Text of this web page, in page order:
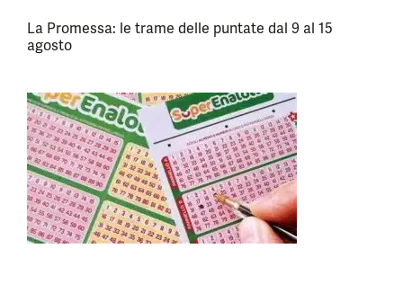
La Promessa: le trame delle puntate dal 9 al 15
agosto